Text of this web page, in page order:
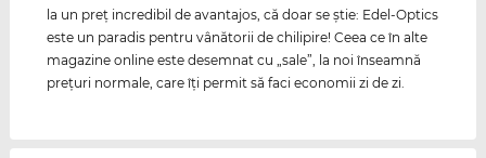
la un preţ incredibil de avantajos, că doar se ştie: Edel-Optics
este un paradis pentru vânătorii de chilipire! Ceea ce în alte
magazine online este desemnat cu „sale”, la noi înseamnă
preţuri normale, care îţi permit să faci economii zi de zi.